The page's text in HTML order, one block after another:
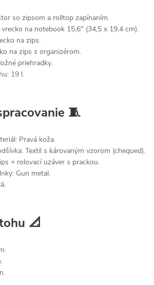
so zipsom a rolltop zapínaním.
na notebook 15,6" (34,5 x 19,4 cm).
na zips.
na zips s organizérom.
priehradky.
19 l.
🧵
Pravá koža.
Textil s károvaným vzorom (chequed).
+ rolovací uzáver s prackou.
Gun metal.
📐